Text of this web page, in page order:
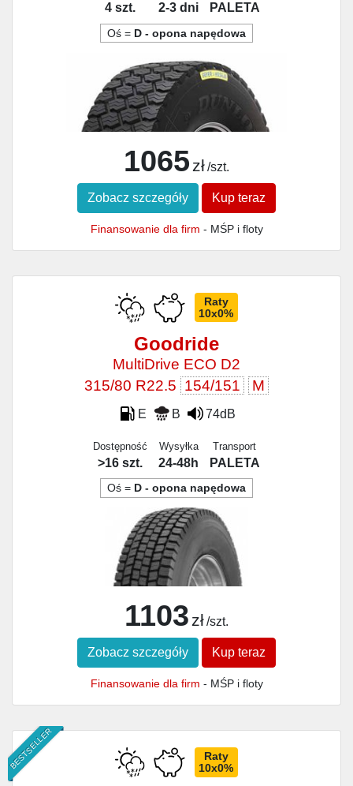
4 szt. 2-3 dni PALETA
Oś = D - opona napędowa
1065 zł/szt.
Zobacz szczegóły Kup teraz
Finansowanie dla firm - MŚP i floty
Raty
10x0%
Goodride
MultiDrive ECO D2
315/80 R22.5 154/151 M
E B 74dB
Dostępność
>16 szt.
Wysyłka
24-48h
Transport
PALETA
Oś = D - opona napędowa
1103 zł/szt.
Zobacz szczegóły Kup teraz
Finansowanie dla firm - MŚP i floty
BESTSELLER
Raty
10x0%